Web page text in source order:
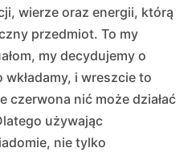
wierze oraz energii, którą
przedmiot. To my
my decydujemy o
i wreszcie to
czerwona nić może działać
używając
nie tylko